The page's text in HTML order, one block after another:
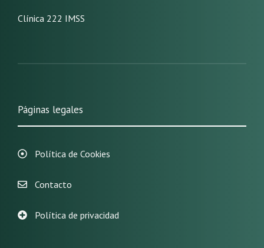
Clínica 222 IMSS
Páginas legales
Política de Cookies
Contacto
Política de privacidad